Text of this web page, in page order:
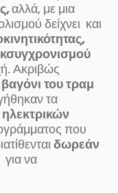
αλλά, με μια
δείχνει και
Ακριβώς
του τραμ
τα
που
δωρεάν
για να